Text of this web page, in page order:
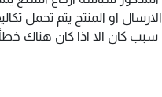
او المنتج يتم تحمل
سبب كان الا اذا كان